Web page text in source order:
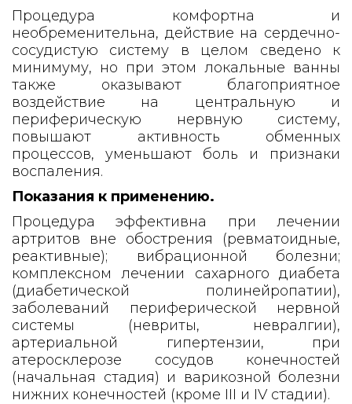
Процедура комфортна и
необременительна, действие на сердечно-
сосудистую систему в целом сведено к
минимуму, но при этом локальные ванны
также оказывают благоприятное
воздействие на центральную и
периферическую нервную систему,
повышают активность обменных
процессов, уменьшают боль и признаки
воспаления.
Показания к применению.
Процедура эффективна при лечении
артритов вне обострения (ревматоидные,
реактивные); вибрационной болезни;
комплексном лечении сахарного диабета
(диабетической полинейропатии),
заболеваний периферической нервной
системы (невриты, невралгии),
артериальной гипертензии, при
атеросклерозе сосудов конечностей
(начальная стадия) и варикозной болезни
нижних конечностей (кроме III и IV стадии).